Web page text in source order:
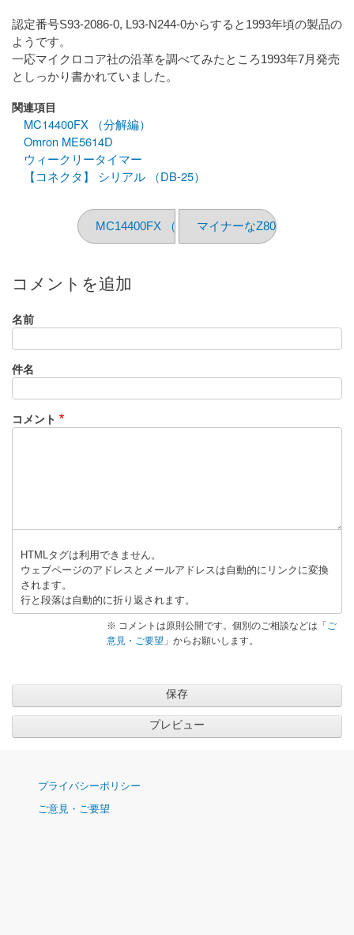
認定番号S93-2086-0, L93-N244-0からすると1993年頃の製品の
ようです。
一応マイクロコア社の沿革を調べてみたところ1993年7月発売
としっかり書かれていました。
関連項目
MC14400FX （分解編）
Omron ME5614D
ウィークリータイマー
【コネクタ】 シリアル （DB-25）
MC14400FX （分解編）マイナーなZ80周辺LSI
コメントを追加
名前
件名
コメント
HTMLタグは利用できません。
ウェブページのアドレスとメールアドレスは自動的にリンクに変換
されます。
行と段落は自動的に折り返されます。
※ コメントは原則公開です。個別のご相談などは「 ご
意見・ご要望 」からお願いします。
ナ
ゲ
プライバシーポリシー
ご意見・ご要望